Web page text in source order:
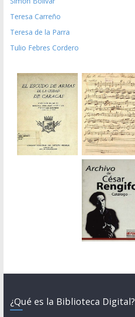
Teresa Carreño
Teresa de la Parra
Tulio Febres Cordero
¿Qué es la Biblioteca Digital?